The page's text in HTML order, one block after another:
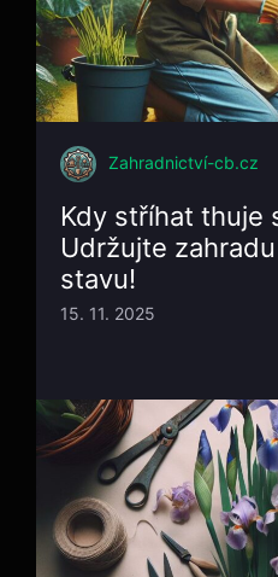
Zahradnictví-cb.cz
Kdy stříhat thuje
Udržujte
stavu!
15. 11. 2025